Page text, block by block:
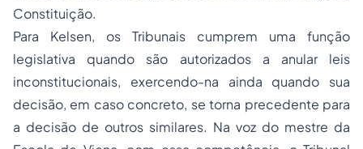
Constituição.
Para Kelsen, os Tribunais cumprem uma função
legislativa quando são autorizados a anular leis
inconstitucionais, exercendo-na ainda quando sua
decisão, em caso concreto, se torna precedente para
a decisão de outros similares. Na voz do mestre da